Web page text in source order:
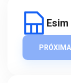
Esim